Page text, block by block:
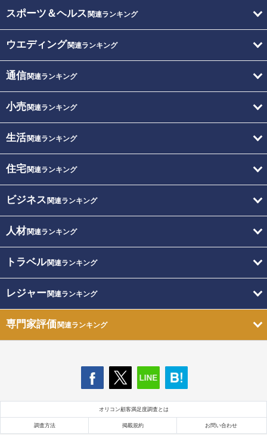
スポーツ＆ヘルス 関連ランキング
ウエディング関連ランキング
通信関連ランキング
小売関連ランキング
生活関連ランキング
住宅関連ランキング
ビジネス 関連ランキング
人材関連ランキング
トラベル関連ランキング
レジャー関連ランキング
専門家評価関連ランキング
オリコン顧客満足度調査とは
調査方法 掲載規約 お問い合わせ